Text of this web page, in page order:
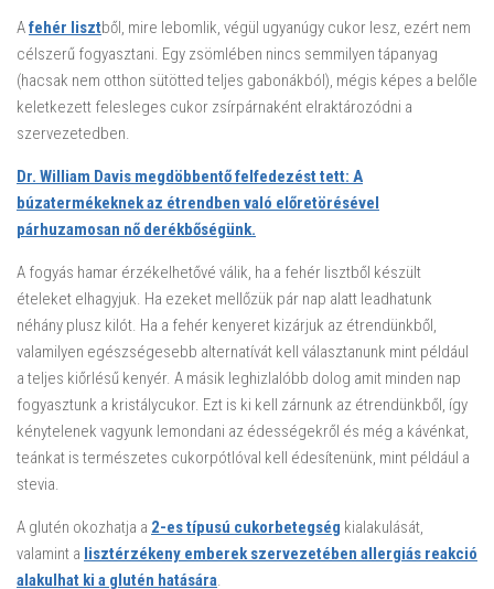
Afehér lisztből, mire lebomlik, végül ugyanúgy cukor lesz, ezért nem
célszerű fogyasztani. Egy zsömlében nincs semmilyen tápanyag
(hacsak nem otthon sütötted teljes gabonákból), mégis képes a belőle
keletkezett felesleges cukor zsírpárnaként elraktározódni a
szervezetedben.
Dr. William Davis megdöbbentő felfedezést tett: A
búzatermékeknek az étrendben való előretörésével
párhuzamosan nő derékbőségünk.
A fogyás hamar érzékelhetővé válik, ha a fehér lisztből készült
ételeket elhagyjuk. Ha ezeket mellőzük pár nap alatt leadhatunk
néhány plusz kilót. Ha a fehér kenyeret kizárjuk az étrendünkből,
valamilyen egészségesebb alternatívát kell választanunk mint például
a teljes kiőrlésű kenyér. A másik leghizlalóbb dolog amit minden nap
fogyasztunk a kristálycukor. Ezt is ki kell zárnunk az étrendünkből, így
kénytelenek vagyunk lemondani az édességekről és még a kávénkat,
teánkat is természetes cukorpótlóval kell édesítenünk, mint például a
stevia.
A glutén okozhatja a 2-es típusú cukorbetegség kialakulását,
valamint a lisztérzékeny emberek szervezetében allergiás reakció
alakulhat ki a glutén hatására.